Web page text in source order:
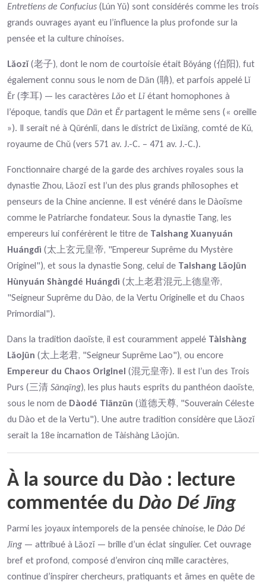
Entretiens de Confucius (Lún Yǔ) sont considérés comme les trois
grands ouvrages ayant eu l’influence la plus profonde sur la
pensée et la culture chinoises.
Lǎozǐ(老子), dont le nom de courtoisie était Bǒyáng (伯阳), fut
également connu sous le nom de Dān (聃), et parfois appelé Lǐ
Ěr (李耳) — les caractères Lǎo et Lǐétant homophones à
l’époque, tandis que Dān et Ěrpartagent le même sens (« oreille
»). Il serait né à Qūrénlǐ, dans le district de Lìxiāng, comté de Kǔ,
royaume de Chǔ (vers 571 av. J.-C. – 471 av. J.-C.).
Fonctionnaire chargé de la garde des archives royales sous la
dynastie Zhou, Lǎozǐ est l’un des plus grands philosophes et
penseurs de la Chine ancienne. Il est vénéré dans le Dàoïsme
comme le Patriarche fondateur. Sous la dynastie Tang, les
empereurs lui conférèrent le titre de Taishang Xuanyuán
Huángdì (太上玄元皇帝, "Empereur Suprême du Mystère
Originel"), et sous la dynastie Song, celui de Taishang Lǎojūn
Hùnyuán Shàngdé Huángdì (太上老君混元上德皇帝,
"Seigneur Suprême du Dào, de la Vertu Originelle et du Chaos
Primordial").
Dans la tradition daoïste, il est couramment appelé Tàishàng
Lǎojūn (太上老君, "Seigneur Suprême Lao"), ou encore
Empereur du Chaos Originel (混元皇帝). Il est l’un des Trois
Purs (三清 Sānqīng), les plus hauts esprits du panthéon daoïste,
sous le nom de Dàodé Tiānzūn (道德天尊, "Souverain Céleste
du Dào et de la Vertu"). Une autre tradition considère que Lǎozǐ
serait la 18e incarnation de Tàishàng Lǎojūn.
À la source du Dào : lecture
commentée du Dào Dé Jīng
Parmi les joyaux intemporels de la pensée chinoise, le Dào Dé
Jīng — attribué à Lǎozǐ — brille d’un éclat singulier. Cet ouvrage
bref et profond, composé d’environ cinq mille caractères,
continue d’inspirer chercheurs, pratiquants et âmes en quête de